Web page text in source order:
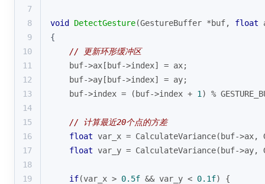
7
8
void DetectGesture(GestureBuffer *buf, float
9
{
10
// 更新环形缓冲区
11
    buf->ax[buf->index] = ax;
12
    buf->ay[buf->index] = ay;
13
    buf->index = (buf->index +
1 ) %
14
15
// 计算最近20个点的方差
16
float var_x = CalculateVariance(buf->ax,
17
float var_y = CalculateVariance(buf->ay,
18
19
if(var_x > 0.5f && var_y < 0.1f) {